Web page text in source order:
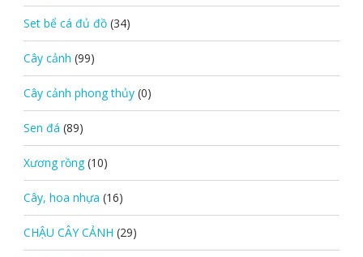
Set bể cá đủ đồ (34)
Cây cảnh (99)
Cây cảnh phong thủy (0)
Sen đá (89)
Xương rồng (10)
Cây, hoa nhựa (16)
CHẬU CÂY CẢNH (29)